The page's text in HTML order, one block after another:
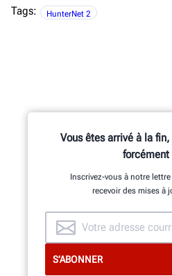
Tags: HunterNet 2
Vous êtes arrivé à la fin,
forcément
Inscrivez-vous à notre
recevoir des mises à